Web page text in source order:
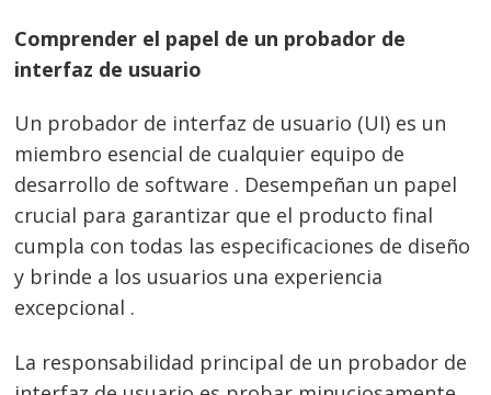
Comprender el papel de un probador de
interfaz de usuario
Un probador de interfaz de usuario (UI) es un
miembro esencial de cualquier equipo de
desarrollo de software . Desempeñan un papel
crucial para garantizar que el producto final
cumpla con todas las especificaciones de diseño
y brinde a los usuarios una experiencia
excepcional .
La responsabilidad principal de un probador de